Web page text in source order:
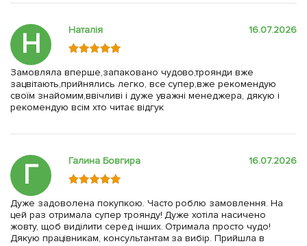
Н Наталія 16.07.2026
Замовляла вперше,запаковано чудово,троянди вже
зацвітають,прийнялись легко, все супер,вже рекомендую
своїм знайомим,ввічливі і дуже уважні менеджера, дякую і
рекомендую всім хто читає відгук
Г Галина Бовгира 16.07.2026
Дуже задоволена покупкою. Часто роблю замовлення. На
цей раз отримала супер троянду! Дуже хотіла насичено
жовту, щоб виділити серед інших. Отримала просто чудо!
Дякую працівникам, консультантам за вибір. Прийшла в